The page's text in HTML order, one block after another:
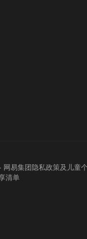
网易集团隐私政策及儿童
清单